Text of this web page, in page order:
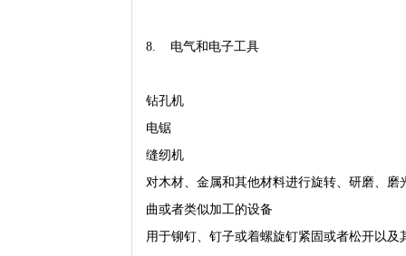
8. 电气和电子工具
钻孔机
电锯
缝纫机
对木材、金属和其他材料进行旋转、研磨、
曲或者类似加工的设备
用于铆钉、钉子或着螺旋钉紧固或者松开以及